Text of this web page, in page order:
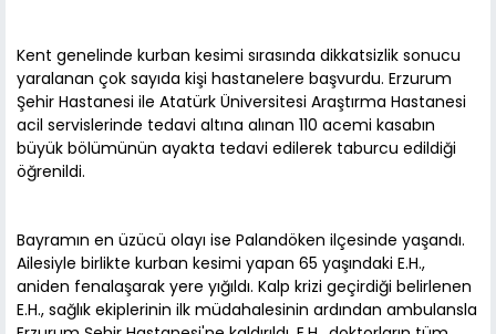
Kent genelinde kurban kesimi sırasında dikkatsizlik sonucu
yaralanan çok sayıda kişi hastanelere başvurdu. Erzurum
Şehir Hastanesi ile Atatürk Üniversitesi Araştırma Hastanesi
acil servislerinde tedavi altına alınan 110 acemi kasabın
büyük bölümünün ayakta tedavi edilerek taburcu edildiği
öğrenildi.
Bayramın en üzücü olayı ise Palandöken ilçesinde yaşandı.
Ailesiyle birlikte kurban kesimi yapan 65 yaşındaki E.H.,
aniden fenalaşarak yere yığıldı. Kalp krizi geçirdiği belirlenen
E.H., sağlık ekiplerinin ilk müdahalesinin ardından ambulansla